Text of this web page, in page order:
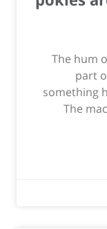
The hum
part
something
The